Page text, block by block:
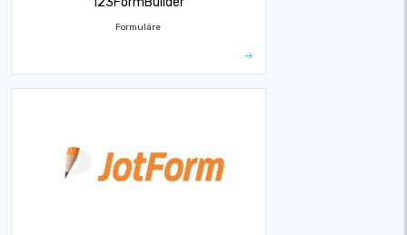
Formuláre